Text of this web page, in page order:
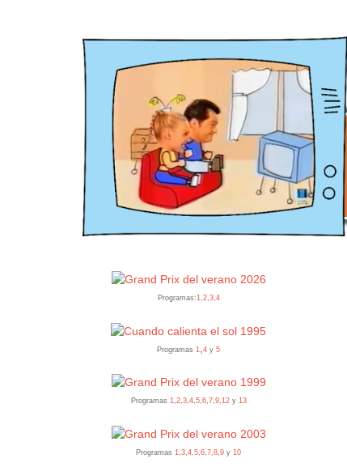
Programas: 1 2, 3, 4
Programas 1 ,4 y5
Programas 1,2,3,4,5,6,7,9,12y 13
Programas1,3,4,5,6,7,8,9 y10